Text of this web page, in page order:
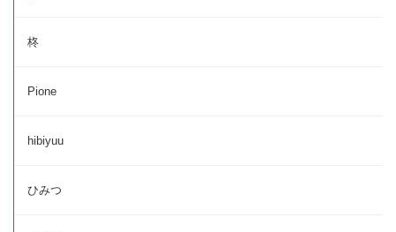
柊
Pione
hibiyuu
ひみつ